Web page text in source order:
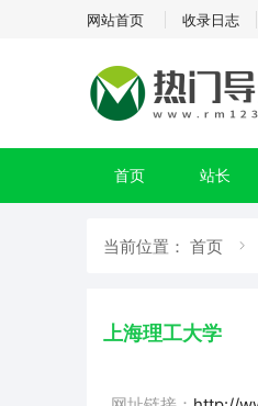
网站首页 收录日志
首页 站长
当前位置： 首页
上海理工大学